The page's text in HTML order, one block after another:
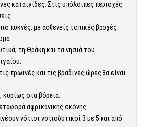
καταιγίδες. Στις υπόλοιπες περιοχές
πυκνές, με ασθενείς τοπικές βροχές
τη Θράκη και τα νησιά του
πρωινές και τις βραδινές ώρες θα είναι
κυρίως στα βόρεια.
αφρικανικής σκόνης.
νότιοι νοτιοδυτικοί 3 με 5 και από